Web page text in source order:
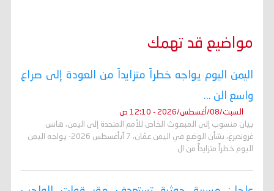
مواضيع قد تهمك
اليمن اليوم يواجه خطراً متزايداً من العودة إلى صراع
واسع الن ...
السبت/08/أغسطس/2026 - 12:10 ص
بيان منسوب إلى المبعوث الخاص للأمم المتحدة إلى اليمن، هانس
غروندبرغ، بشأن الوضع في اليمن عمّان، 7 آبأغسطس 2026- يواجه اليمن
اليوم خطراً متزايداً من ال